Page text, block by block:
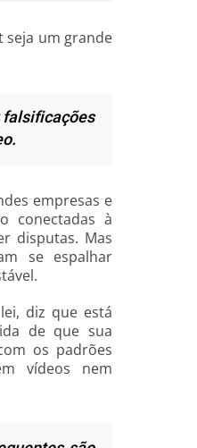
seja um grande
empresas e
conectadas à
disputas. Mas
se espalhar
diz que está
de que sua
os padrões
vídeos nem